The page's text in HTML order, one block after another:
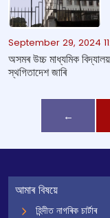
September 29, 2024
অসমৰ উচ্চ মাধ্যমিক
স্থগিতাদেশ জাৰি
←
আমাৰ বিষয়ে
হিন্দীত নাগৰিক চাৰ্টাৰ